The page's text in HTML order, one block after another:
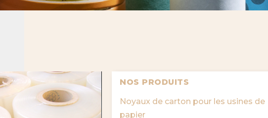
NOS PRODUITS
Noyaux de carton pour les usines de
papier